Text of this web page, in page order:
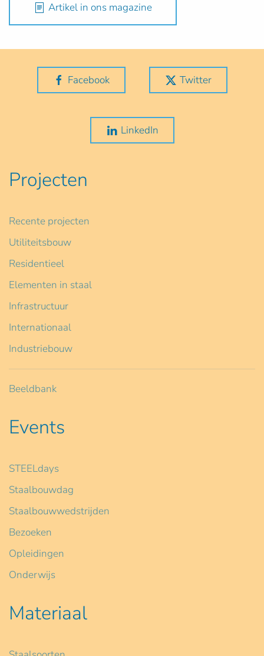
Artikel in ons magazine
Facebook Twitter
LinkedIn
Projecten
Recente projecten
Utiliteitsbouw
Residentieel
Elementen in staal
Infrastructuur
Internationaal
Industriebouw
Beeldbank
Events
STEELdays
Staalbouwdag
Staalbouwwedstrijden
Bezoeken
Opleidingen
Onderwijs
Materiaal